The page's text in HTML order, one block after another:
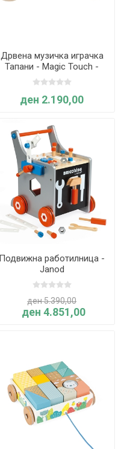
Дрвена музичка играчка
Тапани - Magic Touch -
Hape
ден 2.190,00
Подвижна работилница -
Janod
ден 5.390,00
ден 4.851,00